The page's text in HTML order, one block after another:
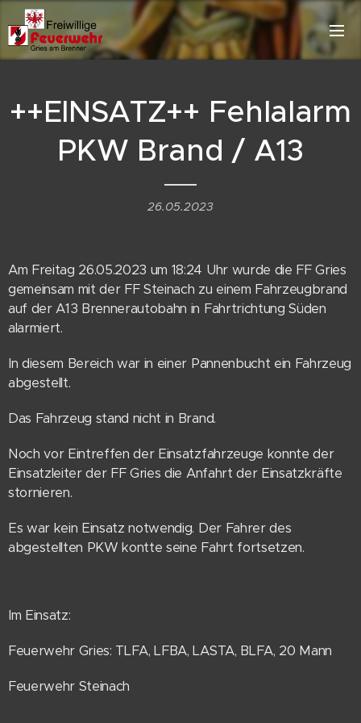
++EINSATZ++ Fehlalarm
PKW Brand / A13
26.05.2023
Am Freitag 26.05.2023 um 18:24 Uhr wurde die FF Gries
gemeinsam mit der FF Steinach zu einem Fahrzeugbrand
auf der A13 Brennerautobahn in Fahrtrichtung Süden
alarmiert.
In diesem Bereich war in einer Pannenbucht ein Fahrzeug
abgestellt.
Das Fahrzeug stand nicht in Brand.
Noch vor Eintreffen der Einsatzfahrzeuge konnte der
Einsatzleiter der FF Gries die Anfahrt der Einsatzkräfte
stornieren.
Es war kein Einsatz notwendig. Der Fahrer des
abgestellten PKW kontte seine Fahrt fortsetzen.
Im Einsatz:
Feuerwehr Gries: TLFA, LFBA, LASTA, BLFA, 20 Mann
Feuerwehr Steinach